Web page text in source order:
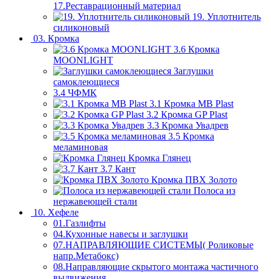
17.Реставрационный материал
19. Уплотнитель
силиконовый
03. Кромка
3.6 Кромка
MOONLIGHT
Заглушки
самоклеющиеся
3.4 ЧФМК
3.1 Кромка MB Plast
3.2 Кромка GP Plast
3.3 Кромка Увадрев
3.5 Кромка
меламиновая
Кромка Глянец
3.7 Кант
Кромка ПВХ Золото
Полоса из
нержавеющей стали
10. Хефеле
01.Газлифты
04.Кухонные навесы и заглушки
07.НАПРАВЛЯЮЩИЕ СИСТЕМЫ( Роликовые
напр.Метабокс)
08.Направляющие скрытого монтажа частичного